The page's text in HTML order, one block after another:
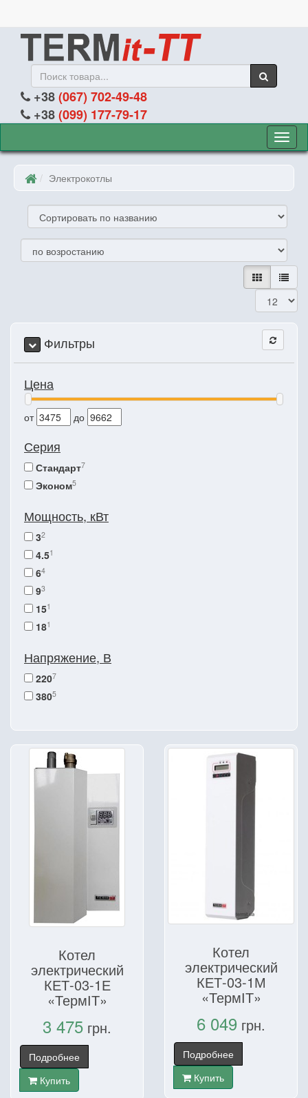
+38(067) 702-49-48
+38(099) 177-79-17
для
Электрокотлы
Фильтры
Цена
от до
Серия
Стандарт7
Эконом5
Мощность, кВт
32
4.51
64
93
151
181
Напряжение, В
2207
3805
Котел
электрический
КЕТ-03-1Е
«ТермІТ»
3 475 грн.
Подробнее
Купить
Котел
электрический
КЕТ-03-1М
«ТермІТ»
6 049 грн.
Подробнее
Купить